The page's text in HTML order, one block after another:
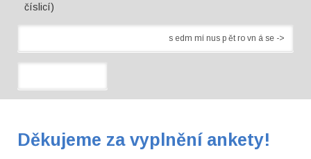
číslicí)
Děkujeme za vyplnění ankety!